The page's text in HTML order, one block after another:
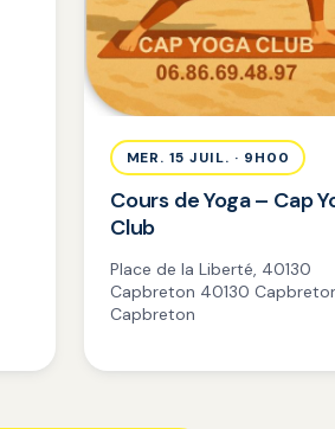
MER. 15 JUIL. · 9H00
Cours de Yoga – Cap
Club
Place de la Liberté, 40130
Capbreton 40130
Capbreton